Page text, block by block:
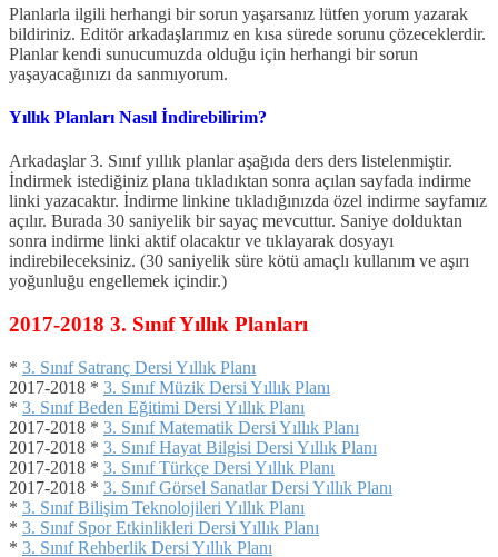
Planlarla ilgili herhangi bir sorun yaşarsanız lütfen yorum yazarak
bildiriniz. Editör arkadaşlarımız en kısa sürede sorunu çözeceklerdir.
Planlar kendi sunucumuzda olduğu için herhangi bir sorun
yaşayacağınızı da sanmıyorum.
Yıllık Planları Nasıl İndirebilirim?
Arkadaşlar 3. Sınıf yıllık planlar aşağıda ders ders listelenmiştir.
İndirmek istediğiniz plana tıkladıktan sonra açılan sayfada indirme
linki yazacaktır. İndirme linkine tıkladığınızda özel indirme sayfamız
açılır. Burada 30 saniyelik bir sayaç mevcuttur. Saniye dolduktan
sonra indirme linki aktif olacaktır ve tıklayarak dosyayı
indirebileceksiniz. (30 saniyelik süre kötü amaçlı kullanım ve aşırı
yoğunluğu engellemek içindir.)
2017-2018 3. Sınıf Yıllık Planları
* 3. Sınıf Satranç Dersi Yıllık Planı
2017-2018 * 3. Sınıf Müzik Dersi Yıllık Planı
* 3. Sınıf Beden Eğitimi Dersi Yıllık Planı
2017-2018 * 3. Sınıf Matematik Dersi Yıllık Planı
2017-2018 * 3. Sınıf Hayat Bilgisi Dersi Yıllık Planı
2017-2018 * 3. Sınıf Türkçe Dersi Yıllık Planı
2017-2018 * 3. Sınıf Görsel Sanatlar Dersi Yıllık Planı
* 3. Sınıf Bilişim Teknolojileri Yıllık Planı
* 3. Sınıf Spor Etkinlikleri Dersi Yıllık Planı
* 3. Sınıf Rehberlik Dersi Yıllık Planı